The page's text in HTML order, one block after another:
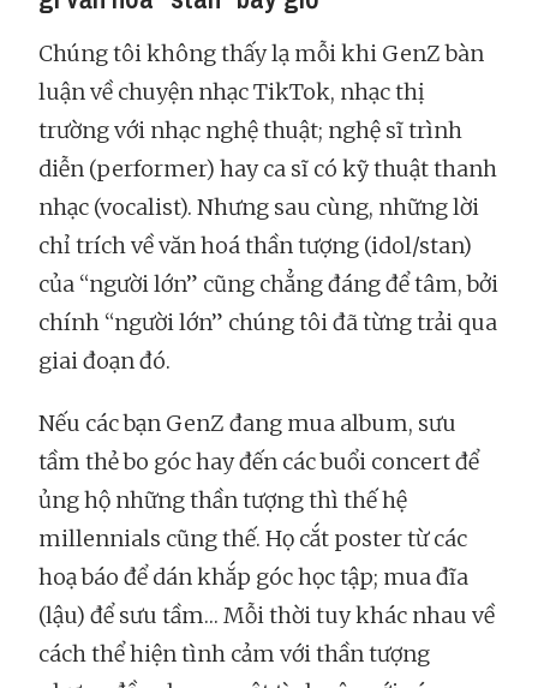
Chúng tôi không thấy lạ mỗi khi GenZ bàn
luận về chuyện nhạc TikTok, nhạc thị
trường với nhạc nghệ thuật; nghệ sĩ trình
diễn (performer) hay ca sĩ có kỹ thuật thanh
nhạc (vocalist). Nhưng sau cùng, những lời
chỉ trích về văn hoá thần tượng (idol/stan)
của “người lớn” cũng chẳng đáng để tâm, bởi
chính “người lớn” chúng tôi đã từng trải qua
giai đoạn đó.
Nếu các bạn GenZ đang mua album, sưu
tầm thẻ bo góc hay đến các buổi concert để
ủng hộ những thần tượng thì thế hệ
millennials cũng thế. Họ cắt poster từ các
hoạ báo để dán khắp góc học tập; mua đĩa
(lậu) để sưu tầm… Mỗi thời tuy khác nhau về
cách thể hiện tình cảm với thần tượng